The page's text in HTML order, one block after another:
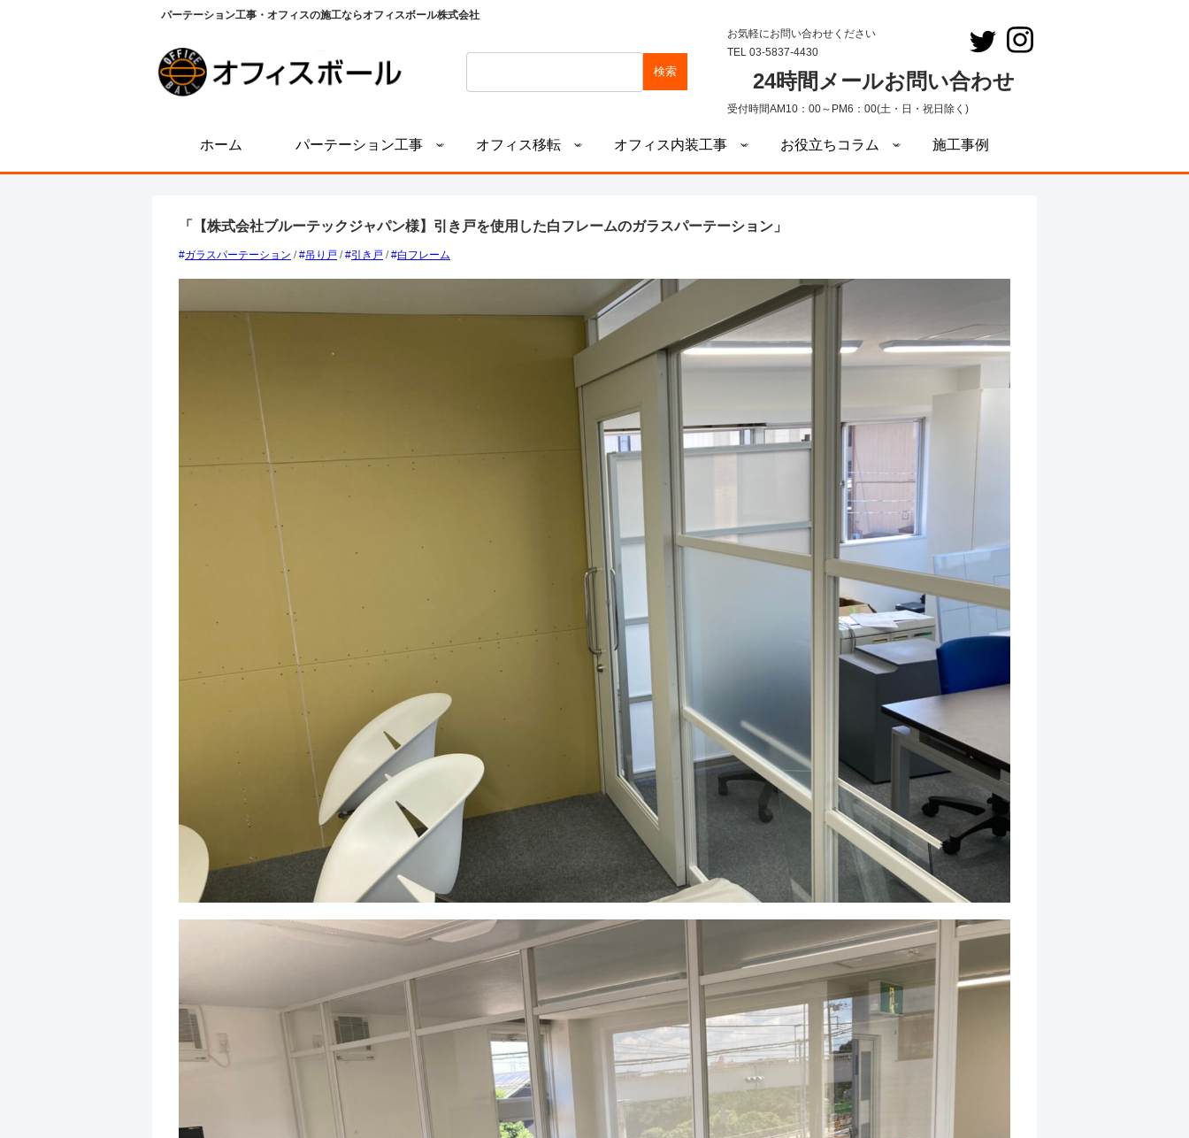
パーテーション工事・オフィスの施工ならオフィスボール株式会社
検索
お気軽にお問い合わせください
TEL 03-5837-4430
24時間メールお問い合わせ
受付時間AM10：00～PM6：00(土・日・祝日除く)
ホーム パーテーション工事 オフィス移転 オフィス内装工事 お役立ちコラム 施工事例
「【株式会社ブルーテックジャパン様】引き戸を使用した白フレームのガラスパーテーション」
ガラスパーテーション / 吊り戸 / 引き戸 / 白フレーム